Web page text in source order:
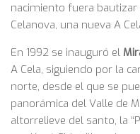
nacimiento fuera
Celanova, una nueva A
En 1992 se inauguró el
A Cela, siguiendo por la
norte, desde el que se
panorámica del Valle de
altorrelieve del santo, la